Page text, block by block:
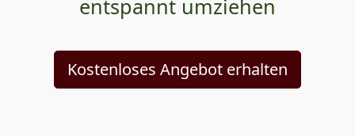
entspannt umziehen
Kostenloses Angebot erhalten